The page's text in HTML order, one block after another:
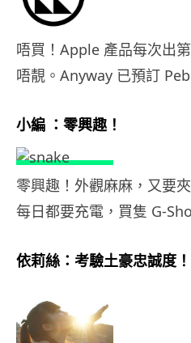
唔買！Apple 產品每次出
唔靚。Anyway 已預訂
小編 ：零興趣！
零興趣！外觀麻麻，又要
每日都要充電，買隻 G-
依莉絲：考驗土豪忠誠度！